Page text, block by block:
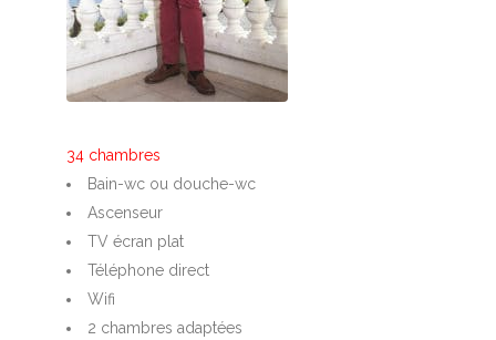
34 chambres
Bain-wc ou douche-wc
Ascenseur
TV écran plat
Téléphone direct
Wifi
2 chambres adaptées